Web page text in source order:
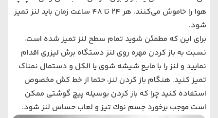
هوا را خاموش می‌کنند، هر 24 تا 48 ساعت زمان باید لنز تمیز
شود.
برای این که مطمئن شوید تمام سطح لنز تمیز شده است،
نسبت به باز کردن مهره روی لنز دستگاه برش لیزری اقدام
نمایید و لنز را با مایع شیشه شوی یا الکل و دستمال نمناک
تمیز کنید. هنگام باز کردن لنز، حتما از خط کش مخصوص
استفاده کنید چرا که باز کردن بوسیله پیچ گوشتی ممکن
است موجب برخورد جسم نوك تیز و لعاب حساس لنز شود.